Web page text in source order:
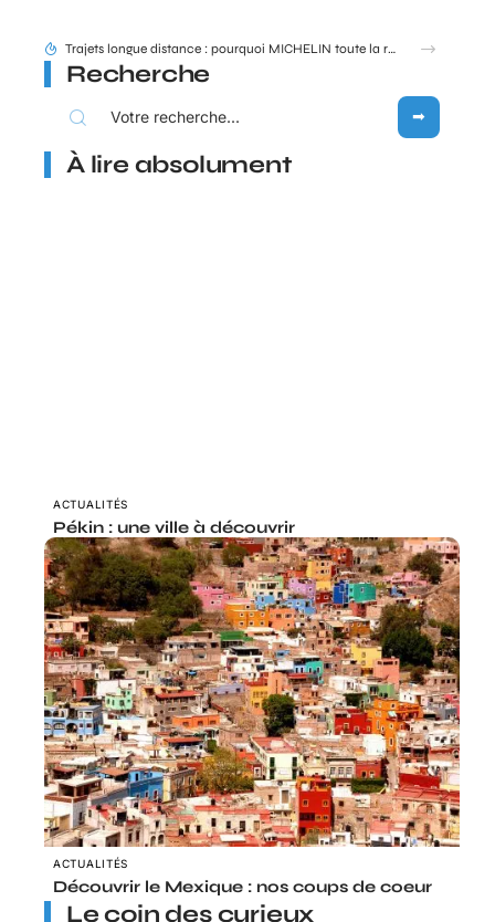
Trajets longue distance : pourquoi MICHELIN toute la route reste une référence en 2026 ?
Recherche
À lire absolument
ACTUALITÉS
Pékin : une ville à découvrir
ACTUALITÉS
Découvrir le Mexique : nos coups de coeur
Le coin des curieux